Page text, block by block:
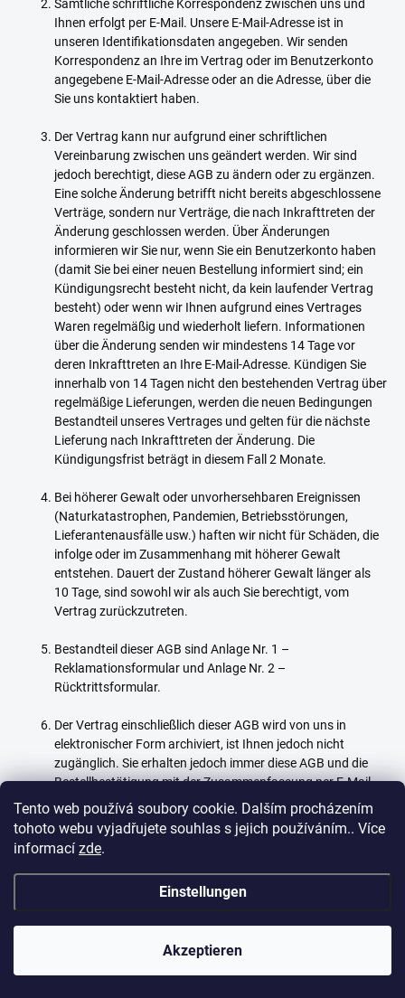
Tento web používá soubory cookie. Dalším procházením
tohoto webu vyjadřujete souhlas s jejich používáním.. Více
informací zde.
Einstellungen
Akzeptieren
Sämtliche schriftliche Korrespondenz zwischen uns und
Ihnen erfolgt per E-Mail. Unsere E-Mail-Adresse ist in
unseren Identifikationsdaten angegeben. Wir senden
Korrespondenz an Ihre im Vertrag oder im Benutzerkonto
angegebene E-Mail-Adresse oder an die Adresse, über die
Sie uns kontaktiert haben.
Der Vertrag kann nur aufgrund einer schriftlichen
Vereinbarung zwischen uns geändert werden. Wir sind
jedoch berechtigt, diese AGB zu ändern oder zu ergänzen.
Eine solche Änderung betrifft nicht bereits abgeschlossene
Verträge, sondern nur Verträge, die nach Inkrafttreten der
Änderung geschlossen werden. Über Änderungen
informieren wir Sie nur, wenn Sie ein Benutzerkonto haben
(damit Sie bei einer neuen Bestellung informiert sind; ein
Kündigungsrecht besteht nicht, da kein laufender Vertrag
besteht) oder wenn wir Ihnen aufgrund eines Vertrages
Waren regelmäßig und wiederholt liefern. Informationen
über die Änderung senden wir mindestens 14 Tage vor
deren Inkrafttreten an Ihre E-Mail-Adresse. Kündigen Sie
innerhalb von 14 Tagen nicht den bestehenden Vertrag über
regelmäßige Lieferungen, werden die neuen Bedingungen
Bestandteil unseres Vertrages und gelten für die nächste
Lieferung nach Inkrafttreten der Änderung. Die
Kündigungsfrist beträgt in diesem Fall 2 Monate.
Bei höherer Gewalt oder unvorhersehbaren Ereignissen
(Naturkatastrophen, Pandemien, Betriebsstörungen,
Lieferantenausfälle usw.) haften wir nicht für Schäden, die
infolge oder im Zusammenhang mit höherer Gewalt
entstehen. Dauert der Zustand höherer Gewalt länger als
10 Tage, sind sowohl wir als auch Sie berechtigt, vom
Vertrag zurückzutreten.
Bestandteil dieser AGB sind Anlage Nr. 1 –
Reklamationsformular und Anlage Nr. 2 –
Rücktrittsformular.
Der Vertrag einschließlich dieser AGB wird von uns in
elektronischer Form archiviert, ist Ihnen jedoch nicht
zugänglich. Sie erhalten jedoch immer diese AGB und die
Bestellbestätigung mit der Zusammenfassung per E-Mail,
sodass Sie jederzeit Zugang zum Vertrag haben. Wir
empfehlen Ihnen, die Bestellbestätigung und die AGB zu
speichern.
Diese AGB treten am 21. März 2024 in Kraft.
ANLAGE Nr. 1 –
REKLAMATIONSFORMULAR